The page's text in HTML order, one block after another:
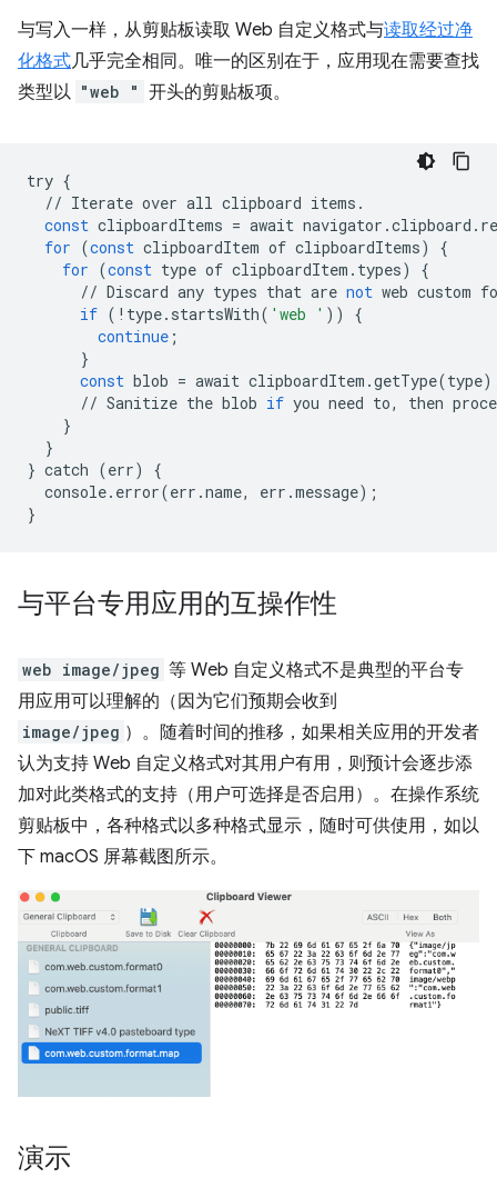
与写入一样，从剪贴板读取 Web 自定义格式与读取经过净
化格式几乎完全相同。唯一的区别在于，应用现在需要查找
类型以 "web " 开头的剪贴板项。
try {
// Iterate over all clipboard items .
const clipboardItems = await navigator .clipboard .
for (const clipboardItem of clipboardItems)
{
for (const type of clipboardItem . types)
{
// Discard any types that are not web custom
if ( ! type. startsWith( 'web ' ))
{
continue ;
}
const blob = await clipboardItem .getType(type
// Sanitize the blob if you need to, then
}
}
} catch (err)
{
console. error(err .name, err .message);
}
与平台专用应用的互操作性
web image/jpeg 等 Web 自定义格式不是典型的平台专
用应用可以理解的（因为它们预期会收到
image/jpeg ）。随着时间的推移，如果相关应用的开发者
认为支持 Web 自定义格式对其用户有用，则预计会逐步添
加对此类格式的支持（用户可选择是否启用）。在操作系统
剪贴板中，各种格式以多种格式显示，随时可供使用，如以
下 macOS 屏幕截图所示。
演示